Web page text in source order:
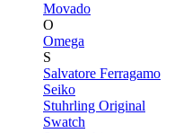
Movado
O
Omega
S
Salvatore Ferragamo
Seiko
Stuhrling Original
Swatch